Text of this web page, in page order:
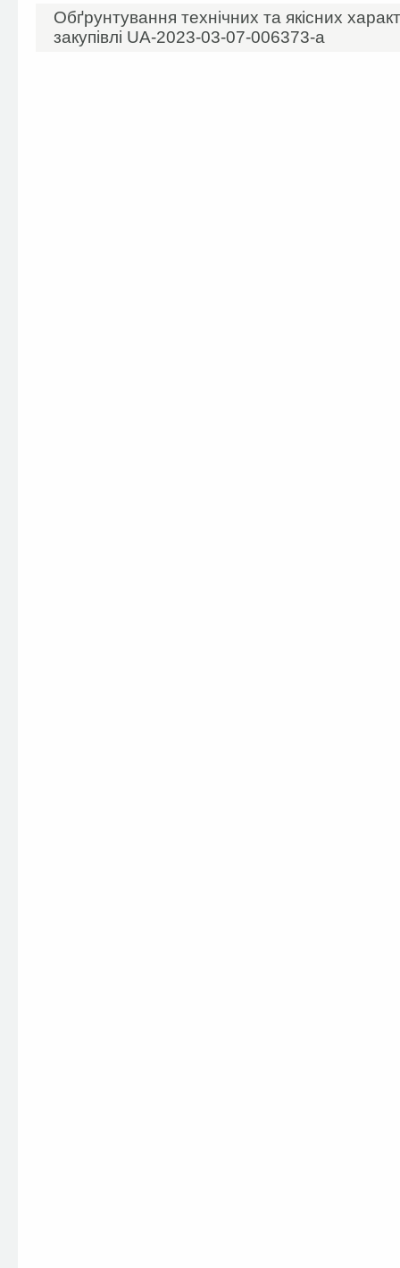
Обґрунтування технічних та якісних
закупівлі UA-2023-03-07-006373-а